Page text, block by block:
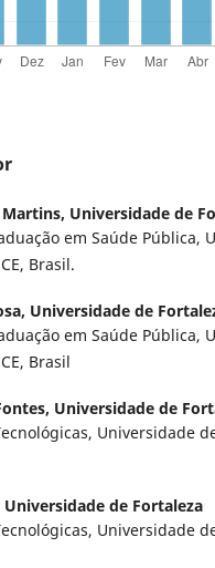
Universidade de
em Saúde Pública,
Brasil.
Universidade de
em Saúde Pública,
Brasil
Universidade de
Universidade
Universidade de Fortaleza
Universidade